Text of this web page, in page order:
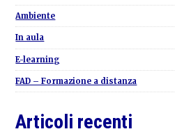
Ambiente
In aula
E-learning
FAD – Formazione a distanza
Articoli recenti